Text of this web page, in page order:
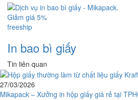
Giảm giá 5%
freeship
In bao bì giấy
Tin liên quan
27/03/2026
Mikapack – Xưởng in hộp giấy giá rẻ tại